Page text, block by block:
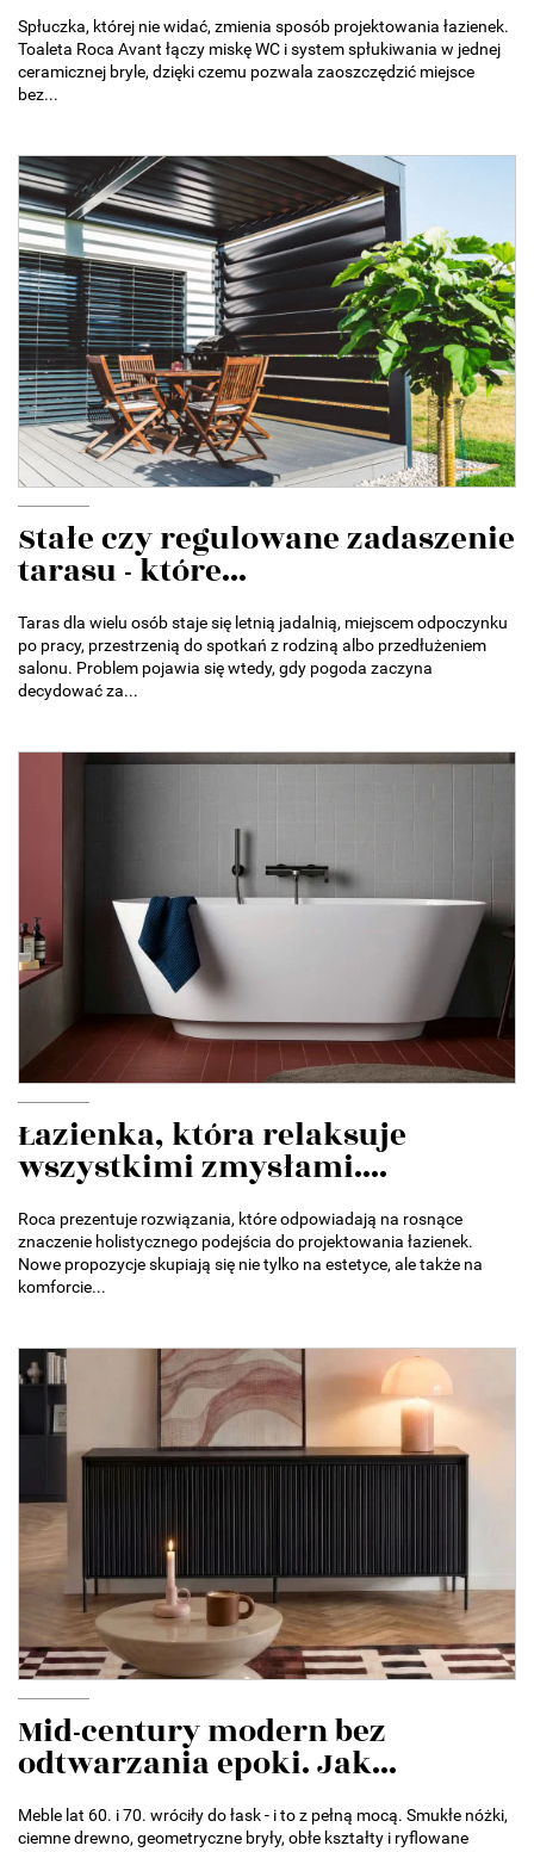
Spłuczka, której nie widać, zmienia sposób projektowania łazienek.
Toaleta Roca Avant łączy miskę WC i system spłukiwania w jednej
ceramicznej bryle, dzięki czemu pozwala zaoszczędzić miejsce
bez...
Stałe czy regulowane zadaszenie
tarasu - które...
Taras dla wielu osób staje się letnią jadalnią, miejscem odpoczynku
po pracy, przestrzenią do spotkań z rodziną albo przedłużeniem
salonu. Problem pojawia się wtedy, gdy pogoda zaczyna
decydować za...
Łazienka, która relaksuje
wszystkimi zmysłami....
Roca prezentuje rozwiązania, które odpowiadają na rosnące
znaczenie holistycznego podejścia do projektowania łazienek.
Nowe propozycje skupiają się nie tylko na estetyce, ale także na
komforcie...
Mid-century modern bez
odtwarzania epoki. Jak...
Meble lat 60. i 70. wróciły do łask - i to z pełną mocą. Smukłe nóżki,
ciemne drewno, geometryczne bryły, obłe kształty i ryflowane